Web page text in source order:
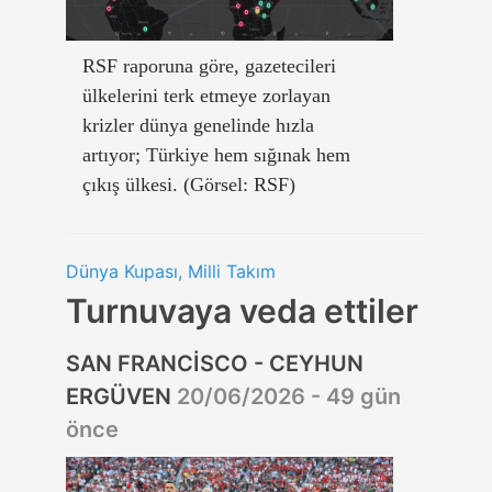
RSF raporuna göre, gazetecileri
ülkelerini terk etmeye zorlayan
krizler dünya genelinde hızla
artıyor; Türkiye hem sığınak hem
çıkış ülkesi. (Görsel: RSF)
Dünya Kupası, Milli Takım
Turnuvaya veda ettiler
SAN FRANCİSCO - CEYHUN
ERGÜVEN 20/06/2026 - 49 gün
önce